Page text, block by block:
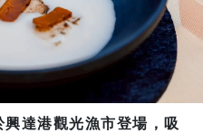
達港觀光漁市登場，吸